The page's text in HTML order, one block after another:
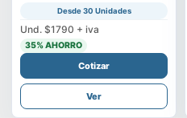
Desde 30 Unidades
Und. $1790 + iva
35% AHORRO
Cotizar
Ver